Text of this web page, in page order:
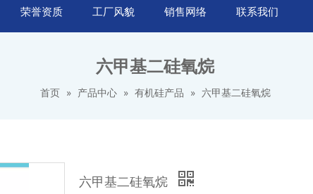
荣誉资质 工厂风貌 销售网络 联系我们
六甲基二硅氧烷
首页 » 产品中心 » 有机硅产品 » 六甲基二硅氧烷
六甲基二硅氧烷